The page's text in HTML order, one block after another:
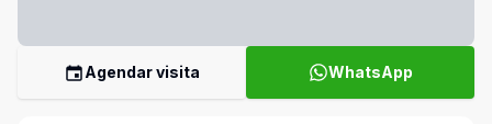
Agendar visita WhatsApp